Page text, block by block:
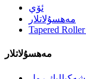
ئۆي
مەھسۇلاتلار
Tapered
مەھسۇلاتلار